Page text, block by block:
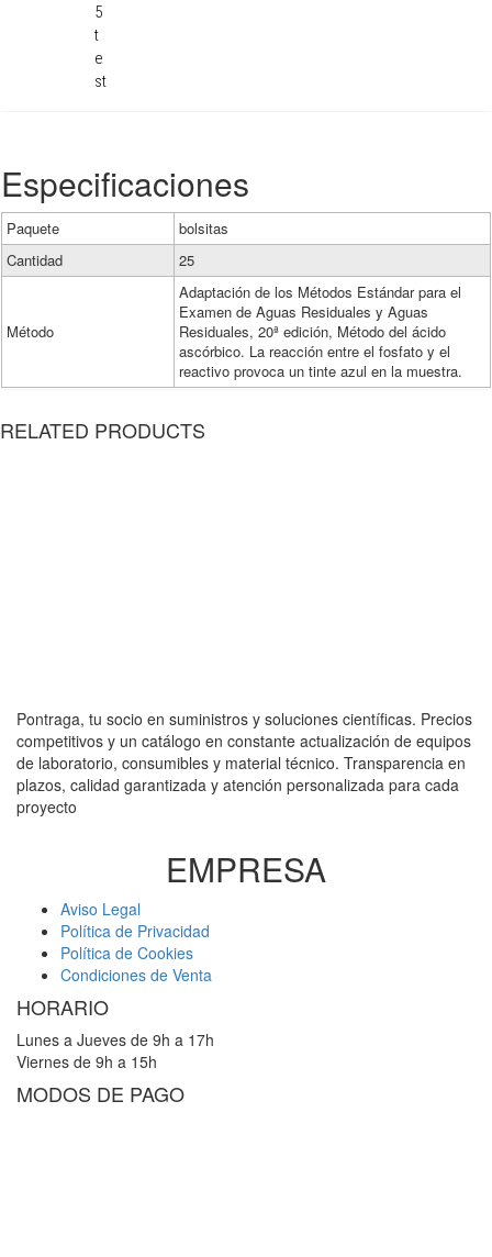
5
t
e
st
Especificaciones
Paquete
bolsitas
Cantidad
25
Método
Adaptación de los Métodos Estándar para el
Examen de Aguas Residuales y Aguas
Residuales, 20ª edición, Método del ácido
ascórbico. La reacción entre el fosfato y el
reactivo provoca un tinte azul en la muestra.
RELATED PRODUCTS
Pontraga, tu socio en suministros y soluciones científicas. Precios
competitivos y un catálogo en constante actualización de equipos
de laboratorio, consumibles y material técnico. Transparencia en
plazos, calidad garantizada y atención personalizada para cada
proyecto
EMPRESA
Aviso Legal
Política de Privacidad
Política de Cookies
Condiciones de Venta
HORARIO
Lunes a Jueves de 9h a 17h
Viernes de 9h a 15h
MODOS DE PAGO